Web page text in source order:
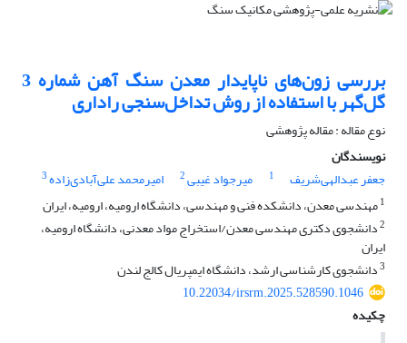
بررسی زون‌های ناپایدار معدن سنگ آهن شماره 3
گل‌گهر با استفاده از روش تداخل‌سنجی راداری
نوع مقاله : مقاله پژوهشی
نویسندگان
جعفر عبدالهی‌شریف
1 میرجواد غیبی2 امیرمحمد علی‌آبادی‌زاده3
1مهندسی معدن، دانشکده فنی و مهندسی، دانشگاه ارومیه، ارومیه، ایران
2دانشجوی دکتری مهندسی معدن/استخراج مواد معدنی، دانشگاه ارومیه،
ایران
3دانشجوی کارشناسی ارشد، دانشگاه ایمپریال کالج لندن
10.22034/irsrm.2025.528590.1046
چکیده